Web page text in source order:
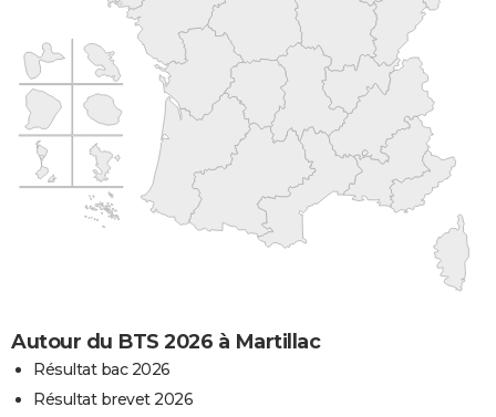
Autour du BTS 2026 à Martillac
Résultat bac 2026
Résultat brevet 2026